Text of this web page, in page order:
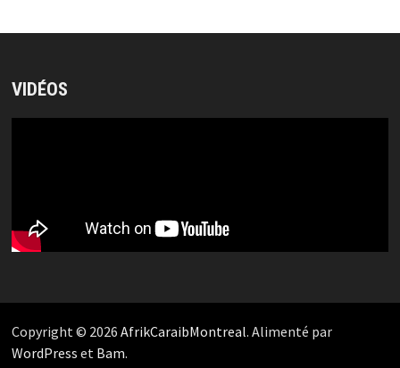
VIDÉOS
Copyright © 2026 AfrikCaraibMontreal. Alimenté par
WordPress et Bam.